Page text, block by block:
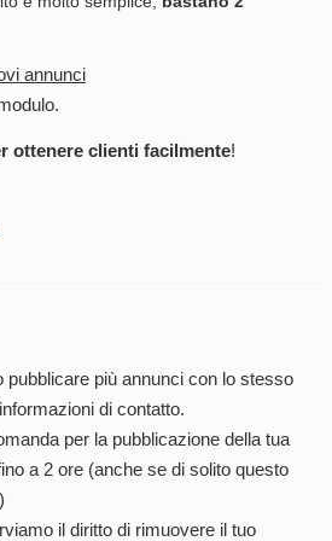
annunci
ottenere clienti facilmente!
pubblicare più annunci con lo stesso
di contatto.
per la pubblicazione della tua
a 2 ore (anche se di solito questo
il diritto di rimuovere il tuo